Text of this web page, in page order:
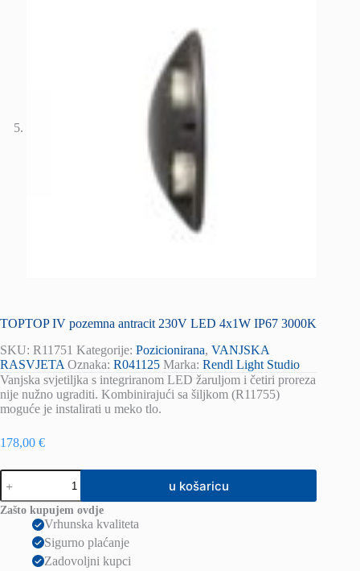
TOPTOP IV pozemna antracit 230V LED 4x1W IP67 3000K
SKU: R11751 Kategorije: Pozicionirana, VANJSKA
RASVJETA Oznaka: R041125 Marka: Rendl Light Studio
Vanjska svjetiljka s integriranom LED žaruljom i četiri proreza
nije nužno ugraditi. Kombinirajući sa šiljkom (R11755)
moguće je instalirati u meko tlo.
178,00 €
TOPTOP
IV
pozemna
antracit
u košaricu
Zašto kupujem ovdje
Vrhunska kvaliteta
Sigurno plaćanje
Zadovoljni kupci